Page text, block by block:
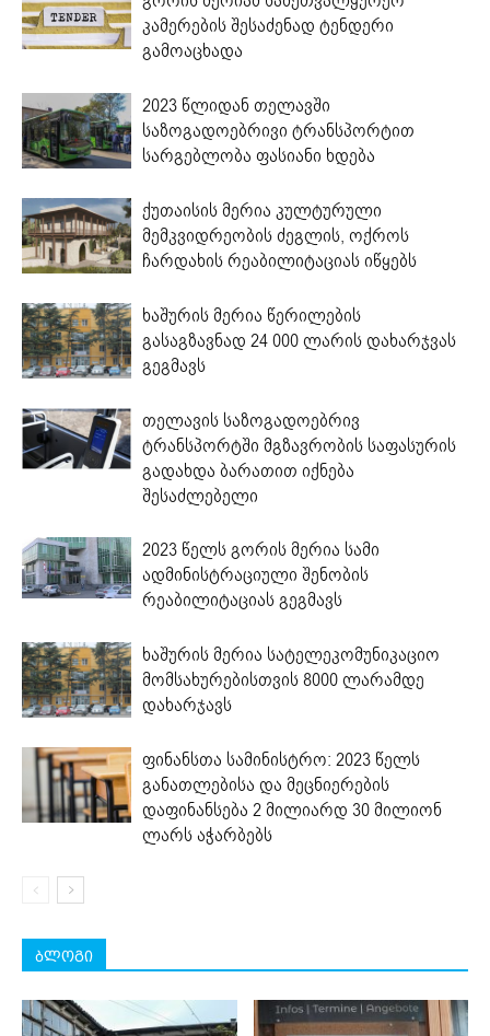
კამერების შესაძენად ტენდერი
გამოაცხადა
2023 წლიდან თელავში
საზოგადოებრივი ტრანსპორტით
სარგებლობა ფასიანი ხდება
ქუთაისის მერია კულტურული
მემკვიდრეობის ძეგლის, ოქროს
ჩარდახის რეაბილიტაციას იწყებს
ხაშურის მერია წერილების
გასაგზავნად 24 000 ლარის დახარჯვას
გეგმავს
თელავის საზოგადოებრივ
ტრანსპორტში მგზავრობის საფასურის
გადახდა ბარათით იქნება
შესაძლებელი
2023 წელს გორის მერია სამი
ადმინისტრაციული შენობის
რეაბილიტაციას გეგმავს
ხაშურის მერია სატელეკომუნიკაციო
მომსახურებისთვის 8000 ლარამდე
დახარჯავს
ფინანსთა სამინისტრო: 2023 წელს
განათლებისა და მეცნიერების
დაფინანსება 2 მილიარდ 30 მილიონ
ლარს აჭარბებს
ბლოგი